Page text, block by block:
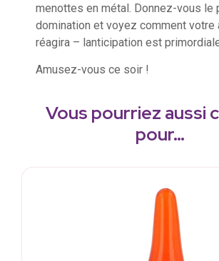
menottes en métal. Donnez-vous le
domination et voyez comment votre
réagira – lanticipation est
Amusez-vous ce soir !
Vous pourriez aussi
pour…